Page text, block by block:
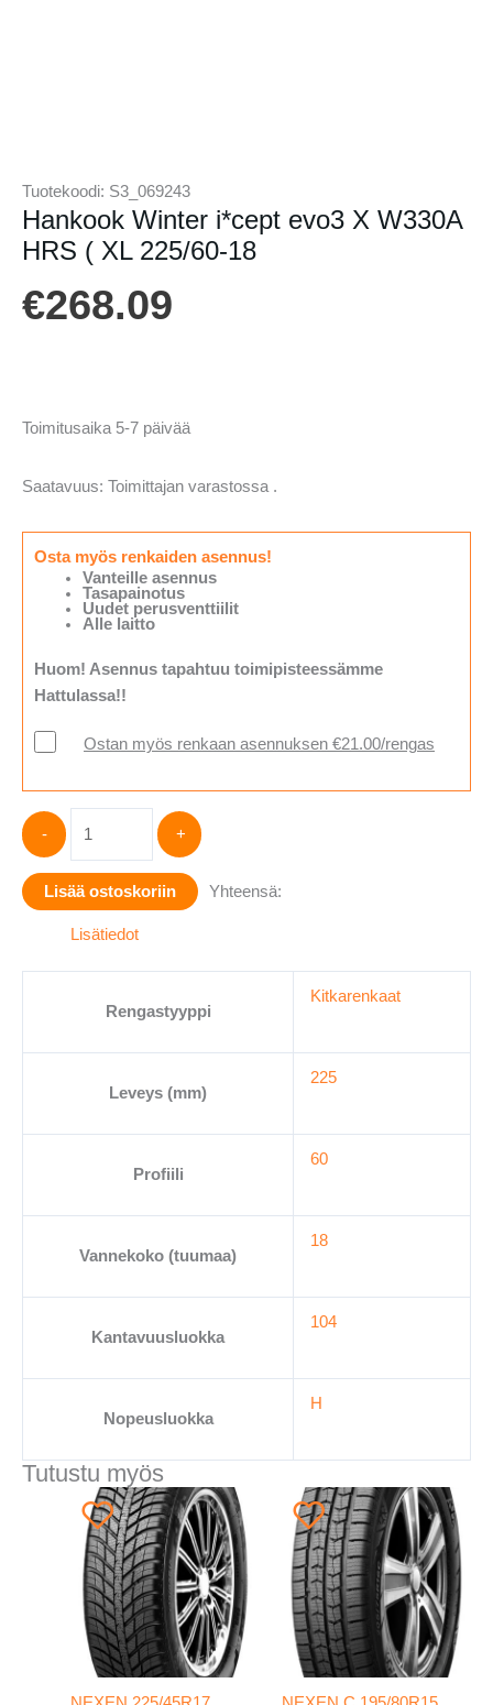
Tuotekoodi: S3_069243
Hankook Winter i*cept evo3 X W330A
HRS ( XL 225/60-18
€268.09
Toimitusaika 5-7 päivää
Saatavuus: Toimittajan varastossa .
Osta myös renkaiden asennus!
Vanteille asennus
Tasapainotus
Uudet perusventtiilit
Alle laitto
Huom! Asennus tapahtuu toimipisteessämme
Hattulassa!!
Ostan myös renkaan asennuksen €21.00/rengas
-
i*cept
evo3
X
225/60-
+
Lisää ostoskoriin Yhteensä:
Lisätiedot
Rengastyyppi
Kitkarenkaat
Leveys (mm)
225
Profiili
60
Vannekoko (tuumaa)
18
Kantavuusluokka
104
Nopeusluokka
H
Tutustu myös